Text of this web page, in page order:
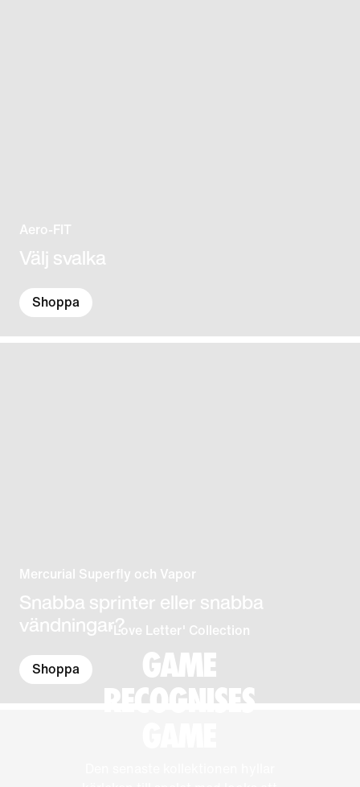
Aero-FIT
Välj svalka
Shoppa
Mercurial Superfly och Vapor
Snabba sprinter eller snabba
vändningar?
Shoppa
'Love Letter' Collection
GAME
RECOGNISES